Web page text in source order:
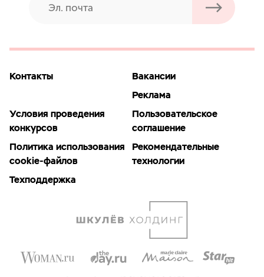
Контакты
Вакансии
Реклама
Условия проведения
конкурсов
Пользовательское
соглашение
Политика использования
cookie-файлов
Рекомендательные
технологии
Техподдержка